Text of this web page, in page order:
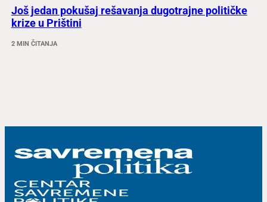
Još jedan pokušaj rešavanja dugotrajne političke
krize u Prištini
2 MIN ČITANJA